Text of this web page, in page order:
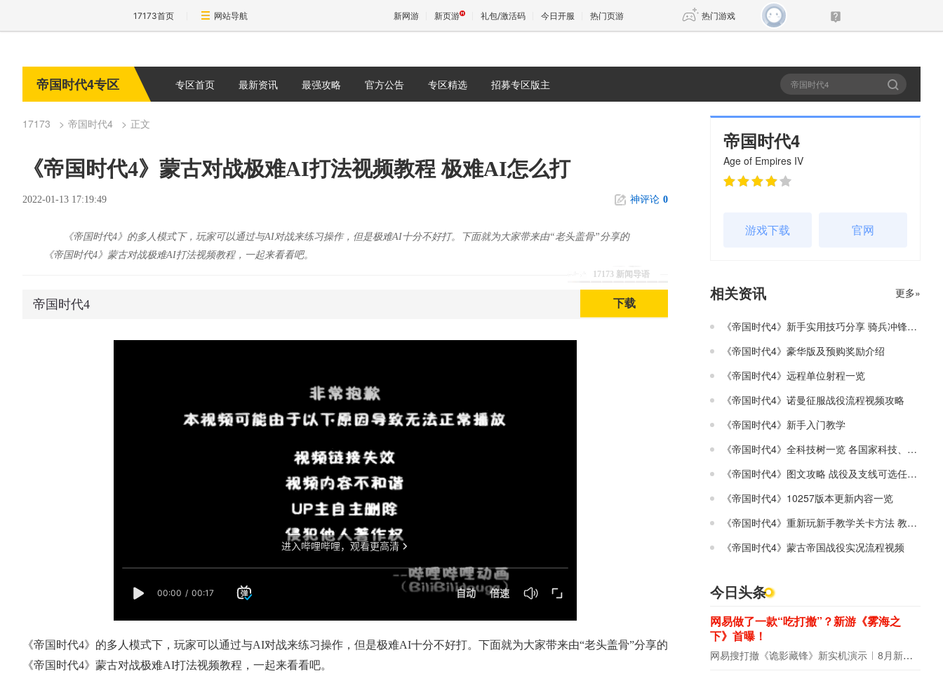
17173首页 网站导航 新网游 新页游 礼包/激活码 今日开服 热门页游 热门游戏
新仙侠5
帝国时代4专区 专区首页 最新资讯 最强攻略 官方公告 专区精选 招募专区版主
17173 帝国时代4 正文
《帝国时代4》蒙古对战极难AI打法视频教程 极难AI怎么打
2022-01-13 17:19:49 神评论 0
17173 新闻导语
《帝国时代4》的多人模式下，玩家可以通过与AI对战来练习操作，但是极难AI十分不好打。下面就为大家带来由“老头盖骨”分享的
《帝国时代4》蒙古对战极难AI打法视频教程，一起来看看吧。
帝国时代4 下载
《帝国时代4》的多人模式下，玩家可以通过与AI对战来练习操作，但是极难AI十分不好打。下面就为大家带来由“老头盖骨”分享的
《帝国时代4》蒙古对战极难AI打法视频教程，一起来看看吧。
帝国时代4
Age of Empires IV
游戏下载 官网
相关资讯 更多»
《帝国时代4》新手实用技巧分享 骑兵冲锋使用技巧
《帝国时代4》豪华版及预购奖励介绍
《帝国时代4》远程单位射程一览
《帝国时代4》诺曼征服战役流程视频攻略
《帝国时代4》新手入门教学
《帝国时代4》全科技树一览 各国家科技、独特单位
《帝国时代4》图文攻略 战役及支线可选任务图文攻略
《帝国时代4》10257版本更新内容一览
《帝国时代4》重新玩新手教学关卡方法 教学关卡怎么重玩
《帝国时代4》蒙古帝国战役实况流程视频
今日头条
网易做了一款“吃打撤”？新游《雾海之
下》首曝！
网易搜打撤《诡影藏锋》新实机演示 8月新游前瞻：《诡秘之主》领衔